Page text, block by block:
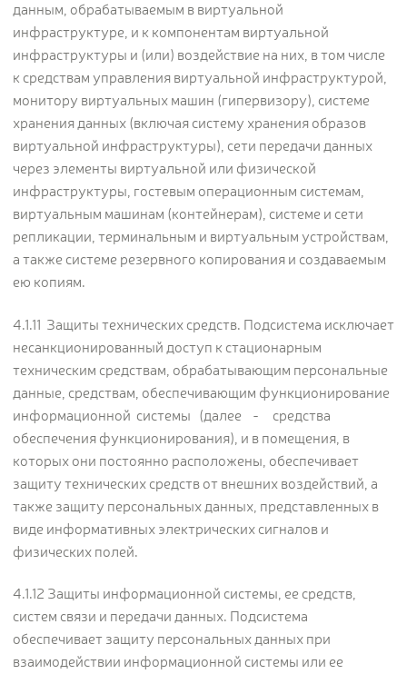
данным, обрабатываемым в виртуальной
инфраструктуре, и к компонентам виртуальной
инфраструктуры и (или) воздействие на них, в том числе
к средствам управления виртуальной инфраструктурой,
монитору виртуальных машин (гипервизору), системе
хранения данных (включая систему хранения образов
виртуальной инфраструктуры), сети передачи данных
через элементы виртуальной или физической
инфраструктуры, гостевым операционным системам,
виртуальным машинам (контейнерам), системе и сети
репликации, терминальным и виртуальным устройствам,
а также системе резервного копирования и создаваемым
ею копиям.
4.1.11 Защиты технических средств. Подсистема исключает
несанкционированный доступ к стационарным
техническим средствам, обрабатывающим персональные
данные, средствам, обеспечивающим функционирование
информационной системы (далее - средства
обеспечения функционирования), и в помещения, в
которых они постоянно расположены, обеспечивает
защиту технических средств от внешних воздействий, а
также защиту персональных данных, представленных в
виде информативных электрических сигналов и
физических полей.
4.1.12 Защиты информационной системы, ее средств,
систем связи и передачи данных. Подсистема
обеспечивает защиту персональных данных при
взаимодействии информационной системы или ее